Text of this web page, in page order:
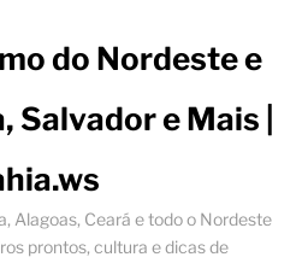
do Nordeste e
e Mais |
Alagoas, Ceará e todo o Nordeste
prontos, cultura e dicas de